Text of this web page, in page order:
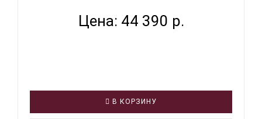
Цена: 44 390 р.
В КОРЗИНУ